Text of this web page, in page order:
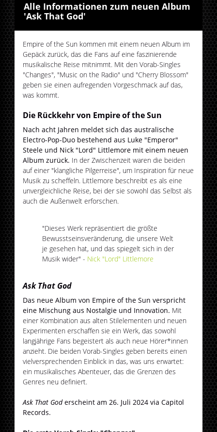
Alle Informationen zum neuen Album
'Ask That God'
Empire of the Sun kommen mit einem neuen Album im
Gepäck zurück, das die Fans auf eine faszinierende
musikalische Reise mitnimmt. Mit den Vorab-Singles
"Changes", "Music on the Radio" und "Cherry Blossom"
geben sie einen aufregenden Vorgeschmack auf das,
was kommt.
Die Rückkehr von Empire of the Sun
Nach acht Jahren meldet sich das australische
Electro-Pop-Duo bestehend aus Luke "Emperor"
Steele und Nick "Lord" Littlemore mit einem neuen
Album zurück. In der Zwischenzeit waren die beiden
auf einer "klangliche Pilgerreise", um Inspiration für neue
Musik zu scheffeln. Littlemore beschreibt es als eine
unvergleichliche Reise, bei der sie sowohl das Selbst als
auch die Außenwelt erforschen.
"Dieses Werk repräsentiert die größte
Bewusstseinsveränderung, die unsere Welt
je gesehen hat, und das spiegelt sich in der
Musik wider" - Nick "Lord" Littlemore
Ask That God
Das neue Album von Empire of the Sun verspricht
eine Mischung aus Nostalgie und Innovation. Mit
einer Kombination aus alten Stilelementen und neuen
Experimenten erschaffen sie ein Werk, das sowohl
langjährige Fans begeistert als auch neue Hörer*innen
anzieht. Die beiden Vorab-Singles geben bereits einen
vielversprechenden Einblick in das, was uns erwartet:
ein musikalisches Abenteuer, das die Grenzen des
Genres neu definiert.
Ask That Goderscheint am 26. Juli 2024 via Capitol
Records.